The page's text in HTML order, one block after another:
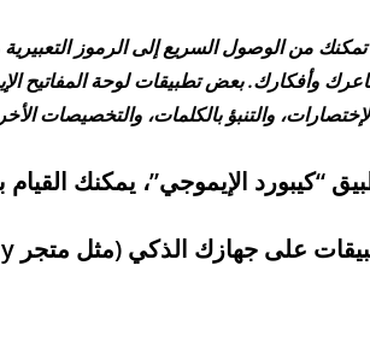
من الوصول السريع إلى الرموز التعبيرية
وأفكارك. بعض تطبيقات لوحة المفاتيح
والتنبؤ بالكلمات، والتخصيصات
“كيبورد الإيموجي”، يمكنك القيام